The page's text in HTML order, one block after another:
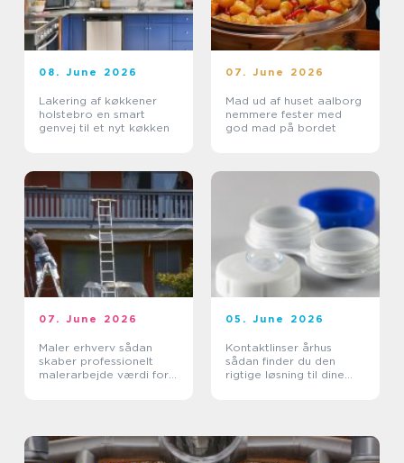
08. June 2026
Lakering af køkkener
holstebro en smart
genvej til et nyt køkken
07. June 2026
Mad ud af huset aalborg
nemmere fester med
god mad på bordet
07. June 2026
Maler erhverv sådan
skaber professionelt
malerarbejde værdi for
05. June 2026
Kontaktlinser århus
sådan finder du den
rigtige løsning til dine